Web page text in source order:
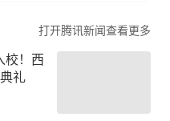
打开腾讯新闻查看更多
校！西
礼